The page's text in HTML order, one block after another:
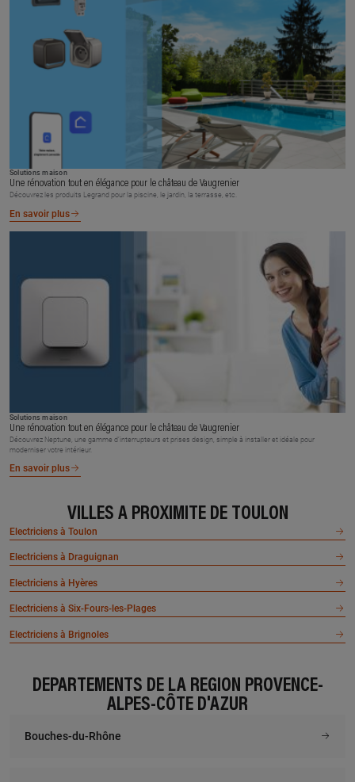
Solutions maison
Une rénovation tout en élégance pour le château de Vaugrenier
Découvrez les produits Legrand pour la piscine, le jardin, la terrasse, etc.
En savoir plus
Solutions maison
Une rénovation tout en élégance pour le château de Vaugrenier
Découvrez Neptune, une gamme d’interrupteurs et prises design, simple à installer et idéale pour
moderniser votre intérieur.
En savoir plus
VILLES À PROXIMITÉ DE TOULON
Electriciens à Toulon
Electriciens à Draguignan
Electriciens à Hyères
Electriciens à Six-Fours-les-Plages
Electriciens à Brignoles
DÉPARTEMENTS DE LA RÉGION PROVENCE-
ALPES-CÔTE D'AZUR
Bouches-du-Rhône